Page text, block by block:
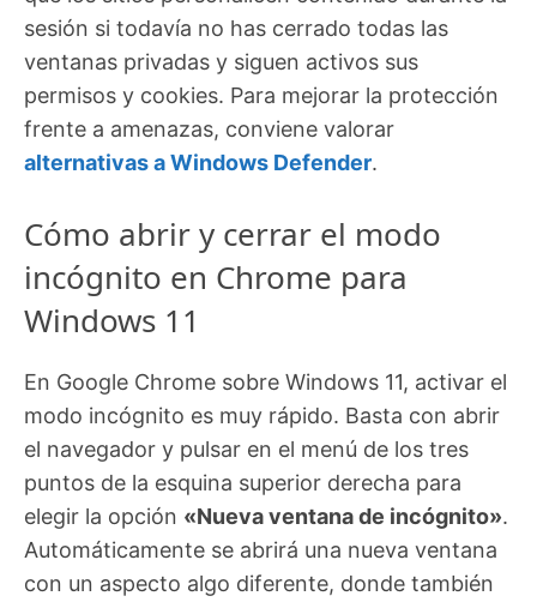
sesión si todavía no has cerrado todas las
ventanas privadas y siguen activos sus
permisos y cookies. Para mejorar la protección
frente a amenazas, conviene valorar
alternativas a Windows Defender.
Cómo abrir y cerrar el modo
incógnito en Chrome para
Windows 11
En Google Chrome sobre Windows 11, activar el
modo incógnito es muy rápido. Basta con abrir
el navegador y pulsar en el menú de los tres
puntos de la esquina superior derecha para
elegir la opción «Nueva ventana de incógnito».
Automáticamente se abrirá una nueva ventana
con un aspecto algo diferente, donde también